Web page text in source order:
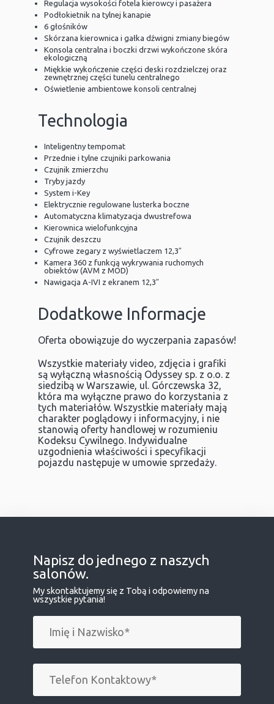
Regulacja wysokości fotela kierowcy i pasażera
Podłokietnik na tylnej kanapie
6 głośników
Skórzana kierownica i gałka dźwigni zmiany biegów
Konsola centralna i boczki drzwi wykończone skóra
ekologiczną
Miękkie wykończenie części deski rozdzielczej oraz
zewnętrznej części tunelu centralnego
Oświetlenie ambientowe konsoli centralnej
Technologia
Inteligentny tempomat
Przednie i tylne czujniki parkowania
Czujnik zmierzchu
Tryby jazdy
System i-Key
Elektrycznie regulowane lusterka boczne
Automatyczna klimatyzacja dwustrefowa
Kierownica wielofunkcyjna
Czujnik deszczu
Cyfrowe zegary z wyświetlaczem 12,3″
Kamera 360 z funkcją wykrywania ruchomych
obiektów (AVM z MOD)
Nawigacja A-IVI z ekranem 12,3″
Dodatkowe Informacje
Oferta obowiązuje do wyczerpania zapasów!
Wszystkie materiały video, zdjęcia i grafiki
są wyłączną własnością Odyssey sp. z o.o. z
siedzibą w Warszawie, ul. Górczewska 32,
która ma wyłączne prawo do korzystania z
tych materiałów. Wszystkie materiały mają
charakter poglądowy i informacyjny, i nie
stanowią oferty handlowej w rozumieniu
Kodeksu Cywilnego. Indywidualne
uzgodnienia właściwości i specyfikacji
pojazdu następuje w umowie sprzedaży.
Napisz do jednego z naszych
salonów.
My skontaktujemy się z Tobą i odpowiemy na
wszystkie pytania!